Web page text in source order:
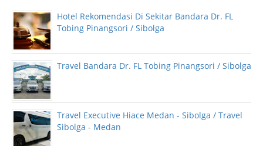
Hotel Rekomendasi Di Sekitar Bandara Dr. FL
Tobing Pinangsori / Sibolga
Travel Bandara Dr. FL Tobing Pinangsori / Sibolga
Travel Executive Hiace Medan - Sibolga / Travel
Sibolga - Medan